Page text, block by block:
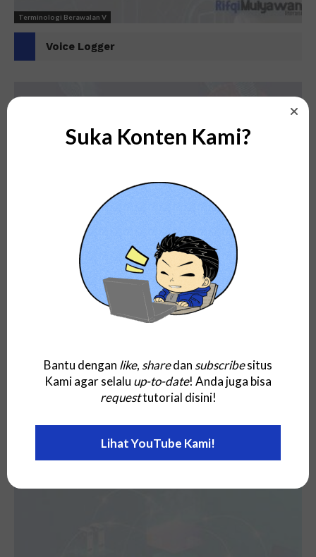
Terminologi Berawalan V
Voice Logger
Terminologi Berawalan V
VMware Thinapp
VM Rightsizing
Suka Konten Kami?
Bantu dengan like, sharedan subscribesitus
Kami agar selalu up-to-date! Anda juga bisa
requesttutorial disini!
Lihat YouTube Kami!